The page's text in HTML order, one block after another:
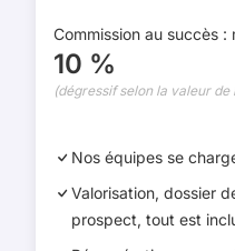
Commission au succès :
10 %
(dégressif selon la valeur
Nos équipes se
Valorisation, dossier
prospect, tout est